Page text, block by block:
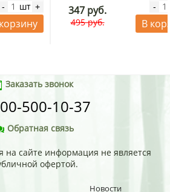
- шт + 347 руб.
495 руб.
-
В
Заказать звонок
500-10-37
Обратная связь
на сайте информация не является
офертой.
Новости